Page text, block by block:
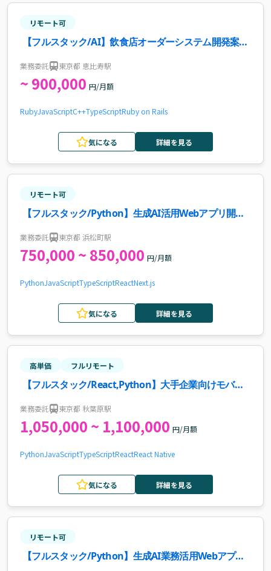
リモート可
【フルスタック/AI】飲食店オーダーシステム開発案
業務委託 東京都 恵比寿駅
~ 900,000 円/月額
RubyJavaScriptC++TypeScriptRuby on Rails
気になる 詳細を見る
リモート可
【フルスタック/Python】生成AI活用Webアプリ開発
業務委託 東京都 浜松町駅
750,000 ~ 850,000 円/月額
PythonJavaScriptTypeScriptReactNext.js
気になる 詳細を見る
高単価 フルリモート
【フルスタック/React,Python】大手企業向けモバイ
業務委託 東京都 秋葉原駅
1,050,000 ~ 1,100,000 円/月額
PythonJavaScriptTypeScriptReactReact Native
気になる 詳細を見る
リモート可
【フルスタック/Python】生成AI業務活用Webアプリ